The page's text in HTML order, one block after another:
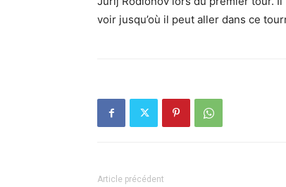
voir jusqu’où il peut aller dans ce
Article précédent